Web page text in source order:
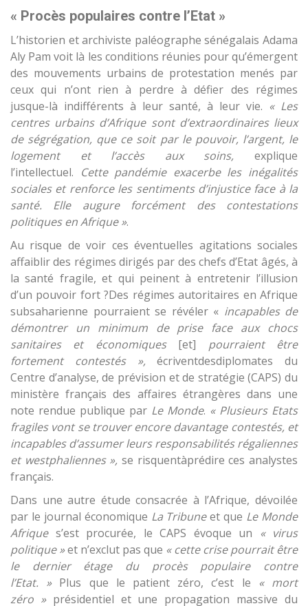
« Procès populaires contre l’Etat »
L’historien et archiviste paléographe sénégalais Adama
Aly Pam voit là les conditions réunies pour qu’émergent
des mouvements urbains de protestation menés par
ceux qui n’ont rien à perdre à défier des régimes
jusque-là indifférents à leur santé, à leur vie. « Les
centres urbains d’Afrique sont d’extraordinaires lieux
de ségrégation, que ce soit par le pouvoir, l’argent, le
logement et l’accès aux soins, explique
l’intellectuel. Cette pandémie exacerbe les inégalités
sociales et renforce les sentiments d’injustice face à la
santé. Elle augure forcément des contestations
politiques en Afrique ».
Au risque de voir ces éventuelles agitations sociales
affaiblir des régimes dirigés par des chefs d’Etat âgés, à
la santé fragile, et qui peinent à entretenir l’illusion
d’un pouvoir fort ?Des régimes autoritaires en Afrique
subsaharienne pourraient se révéler « incapables de
démontrer un minimum de prise face aux chocs
sanitaires et économiques [et] pourraient être
fortement contestés »,écriventdesdiplomates du
Centre d’analyse, de prévision et de stratégie (CAPS) du
ministère français des affaires étrangères dans une
note rendue publique par Le Monde. « Plusieurs Etats
fragiles vont se trouver encore davantage contestés, et
incapables d’assumer leurs responsabilités régaliennes
et westphaliennes », se risquentàprédire ces analystes
français.
Dans une autre étude consacrée à l’Afrique, dévoilée
par le journal économique La Tribuneet que Le Monde
Afriques’est procurée, le CAPS évoque un
« virus
politique »et n’exclut pas que « cette crise pourrait être
le dernier étage du procès populaire contre
l’Etat. » Plus que le patient zéro, c’est le « mort
zéro »présidentiel et une propagation massive du